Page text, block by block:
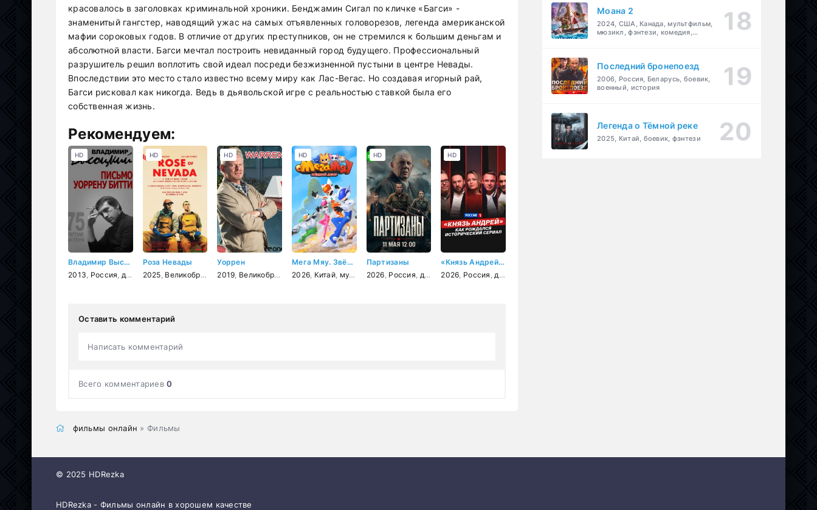
красовалось в заголовках криминальной хроники. Бенджамин Сигал по кличке «Багси» -
знаменитый гангстер, наводящий ужас на самых отъявленных головорезов, легенда американской
мафии сороковых годов. В отличие от других преступников, он не стремился к большим деньгам и
абсолютной власти. Багси мечтал построить невиданный город будущего. Профессиональный
разрушитель решил воплотить свой идеал посреди безжизненной пустыни в центре Невады.
Впоследствии это место стало известно всему миру как Лас-Вегас. Но создавая игорный рай,
Багси рисковал как никогда. Ведь в дьявольской игре с реальностью ставкой была его
собственная жизнь.
Рекомендуем:
Владимир Высоцкий. Письмо Уоррену Битти
2013 Россия документальный
HD
Роза Невады
2025 Великобритания ,фантастика,драма
HD
Уоррен
2019 Великобритания ,комедия
HD
Мега Мяу. Звёздный дозор
2026 Китай мультфильм детский ,приключения,фантастика
HD
Партизаны
2026 Россия драма ,военный,история
HD
«Князь Андрей»: как рождался исторический сериал
2026 Россия документальный
HD
Оставить комментарий
Написать комментарий
Всего комментариев0
фильмы онлайн » Фильмы
Моана 2
2024, США, Канада, мультфильм,
мюзикл, фэнтези, комедия,
Последний бронепоезд
2006, Россия, Беларусь, боевик,
военный, история
Легенда о Тёмной реке
2025, Китай, боевик, фэнтези
© 2025 HDRezka
HDRezka - Фильмы онлайн в хорошем качестве